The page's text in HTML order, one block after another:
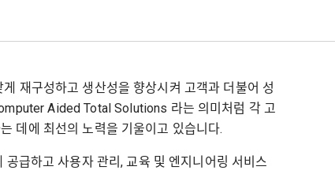
재구성하고 생산성을 향상시켜 고객과 더불어 성
Aided Total Solutions 라는 의미처럼 각 고
데에 최선의 노력을 기울이고 있습니다.
급하고 사용자 관리, 교육 및 엔지니어링 서비스